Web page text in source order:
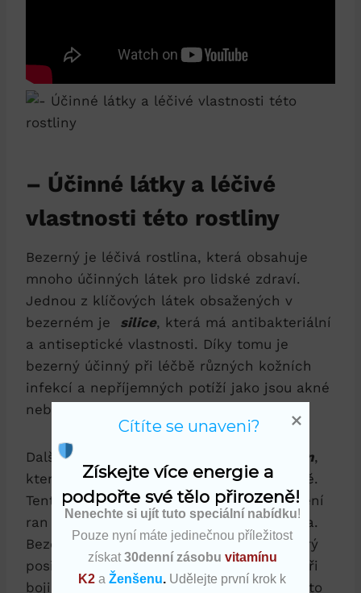
– Účinné ‍látky ⁣a léčivé
vlastnosti této rostliny
Bezerný je léčivá rostlina, která obsahuje
mnoho účinných látek pro lidské zdraví.
Jednou z klíčových látek obsažených v
bezerném ​je ‍ silice, která má antibakteriální
a ⁤antiseptické vlastnosti.‍ Díky tomu je
bezerný účinný při‌ léčbě různých kožních
⁣infekcí⁢ a‍ nepříjemných potíží‍ jako‍ jsou⁢ akné⁤
nebo ekzémy.
Další důležitou látkou v bezerném‍ je tanin, ​
který ​působí protizánětlivě a antioxidačně.
Tento​ pigment může také ‌pomoci při hojení
ran a odstraňování volných radikálů z těla. ​
Bezerný je také bohatý navitamín ⁤C, který
posiluje imunitní systém a pomáhá tělu při
boji proti nemocem. Díky ⁤kombinaci ⁢těchto
Získejte více energie a
podpořte své tělo přirozeně!
Nenechte si ujít tuto speciální nabídku!
Pouze nyní máte jedinečnou příležitost
získat 30denní zásobu vitamínu
K2 aŽenšenu. Udělejte první krok k
Cítíte se unaveni?